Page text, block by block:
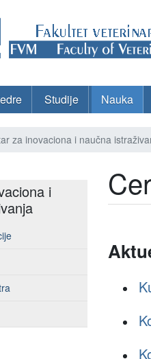
Studije Nauka
za inovaciona i naučna
i